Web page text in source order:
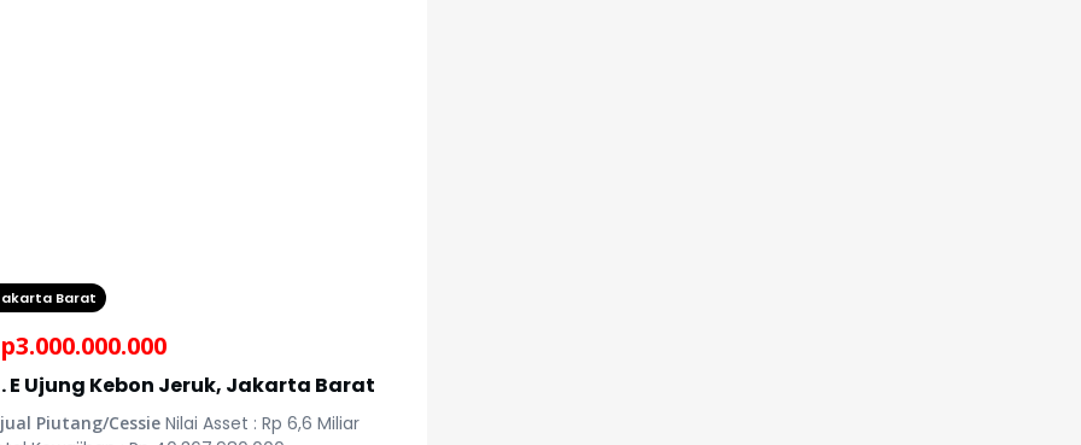
Barat
3.000.000.000
E Ujung Kebon Jeruk, Jakarta Barat
Piutang/CessieNilai Asset : Rp 6,6 Miliar